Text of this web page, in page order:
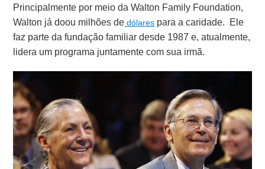
Principalmente por meio da Walton Family Foundation,
Walton já doou milhões de dólares para a caridade. Ele
faz parte da fundação familiar desde 1987 e, atualmente,
lidera um programa juntamente com sua irmã.